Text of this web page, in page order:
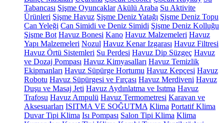
Tabancası Şişme Oyuncaklar Akülü Araba Su Aktivite
Ürünleri Şişme Havuz Şişme Deniz Yatağı Şişme Deniz Topu
Can Yeleği Can Simidi ve Deniz Simidi Şişme Deniz Kolluğu
Şişme Bot Havuz Bonesi Kano Havuz Malzemeleri Havuz
Yapı Malzemeleri Nozul Havuz Kenar Izgarası Havuz Filtresi
Havuz Örtü Sistemleri Su Perdesi Havuz Dip Süzgeç Havuz
ve Dozaj Pompası Havuz Kimyasalları Havuz Temizlik
Ekipmanları Havuz Süpürge Hortumu Havuz Kepçesi Havuz
Robotu Havuz Süpürgesi ve Fırçası Havuz Merdiveni Havuz
Duşu ve Masaj Jeti Havuz Aydınlatma ve Isıtma Havuz
Trafosu Havuz Ampulü Havuz Termometresi Karavan ve
Aksesuarları ISITMA VE SOĞUTMA Klima Portatif Klima
Duvar Tipi Klima Isı Pompası Salon Tipi Klima Klima